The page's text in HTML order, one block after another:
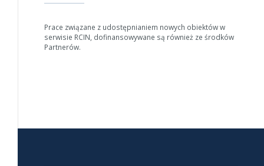
Prace związane z udostępnianiem nowych obiektów w
serwisie RCIN, dofinansowywane są również ze środków
Partnerów.